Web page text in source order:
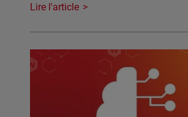
Lire l'article